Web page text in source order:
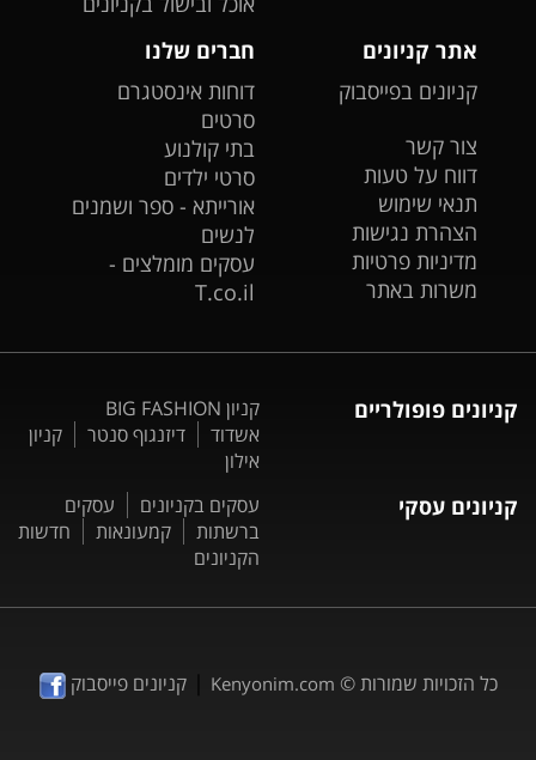
אתר קניונים
קניונים בפייסבוק
צור קשר
דווח על טעות
תנאי שימוש
הצהרת נגישות
מדיניות פרטיות
משרות באתר
חברים שלנו
דוחות אינסטגרם
סרטים
בתי קולנוע
סרטי ילדים
אורייתא - ספר ושמנים
לנשים
עסקים מומלצים -
T.co.il
קניונים פופולריים
קניון BIG FASHION
אשדוד
דיזנגוף סנטר
קניון
אילון
קניונים עסקי עסקים בקניונים
עסקים
ברשתות
קמעונאות
חדשות
הקניונים
כל הזכויות שמורות © Kenyonim.com
|קניונים פייסבוק